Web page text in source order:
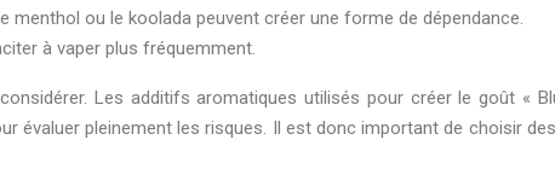
menthol ou le koolada peuvent créer une forme de dépendance.
à vaper plus fréquemment.
Les additifs aromatiques utilisés pour créer le goût «
évaluer pleinement les risques. Il est donc important de choisir